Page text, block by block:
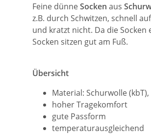
Feine dünneSocken aus
z.B. durch Schwitzen, schnell
und kratzt nicht. Da die
Socken sitzen gut am Fuß.
Übersicht
Material: Schurwolle
hoher Tragekomfort
gute Passform
temperaturausgleichend